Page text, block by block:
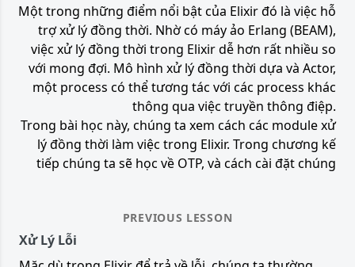
PREVIOUS LESSON
Xử Lý Lỗi
Một trong những điểm nổi bật của Elixir đó là việc hỗ
trợ xử lý đồng thời. Nhờ có máy ảo Erlang (BEAM),
việc xử lý đồng thời trong Elixir dễ hơn rất nhiều so
với mong đợi. Mô hình xử lý đồng thời dựa và Actor,
một process có thể tương tác với các process khác
thông qua việc truyền thông điệp.
Trong bài học này, chúng ta xem cách các module xử
lý đồng thời làm việc trong Elixir. Trong chương kế
tiếp chúng ta sẽ học về OTP, và cách cài đặt chúng